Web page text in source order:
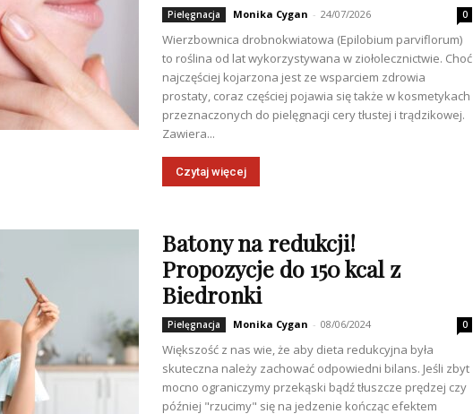
Pielęgnacja Monika Cygan - 24/07/2026 0
Wierzbownica drobnokwiatowa (Epilobium parviflorum)
to roślina od lat wykorzystywana w ziołolecznictwie. Choć
najczęściej kojarzona jest ze wsparciem zdrowia
prostaty, coraz częściej pojawia się także w kosmetykach
przeznaczonych do pielęgnacji cery tłustej i trądzikowej.
Zawiera...
Czytaj więcej
Batony na redukcji!
Propozycje do 150 kcal z
Biedronki
Pielęgnacja Monika Cygan - 08/06/2024 0
Większość z nas wie, że aby dieta redukcyjna była
skuteczna należy zachować odpowiedni bilans. Jeśli zbyt
mocno ograniczymy przekąski bądź tłuszcze prędzej czy
później "rzucimy" się na jedzenie kończąc efektem